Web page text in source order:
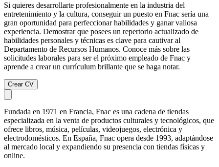
Si quieres desarrollarte profesionalmente en la industria del
entretenimiento y la cultura, conseguir un puesto en Fnac sería una
gran oportunidad para perfeccionar habilidades y ganar valiosa
experiencia. Demostrar que posees un repertorio actualizado de
habilidades personales y técnicas es clave para cautivar al
Departamento de Recursos Humanos. Conoce más sobre las
solicitudes laborales para ser el próximo empleado de Fnac y
aprende a crear un currículum brillante que se haga notar.
Crear CV
Fundada en 1971 en Francia, Fnac es una cadena de tiendas
especializada en la venta de productos culturales y tecnológicos, que
ofrece libros, música, películas, videojuegos, electrónica y
electrodomésticos. En España, Fnac opera desde 1993, adaptándose
al mercado local y expandiendo su presencia con tiendas físicas y
online.